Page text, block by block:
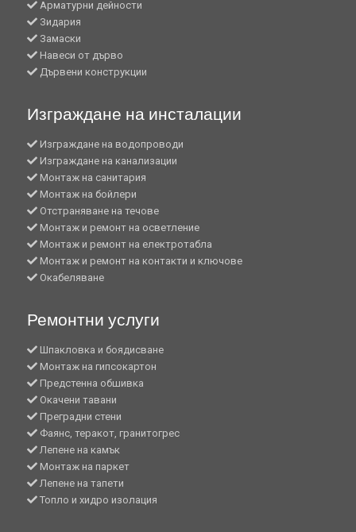
Арматурни дейности
Зидария
Замаски
Навеси от дърво
Дървени конструкции
Изграждане на инсталации
Изграждане на водопроводи
Изграждане на канализации
Монтаж на санитария
Монтаж на бойлери
Отстраняване на течове
Монтаж и ремонт на осветление
Монтаж и ремонт на електротабла
Монтаж и ремонт на контакти и ключове
Окабеляване
Ремонтни услуги
Шпакловка и боядисване
Монтаж на гипсокартон
Предстенна обшивка
Окачени тавани
Преградни стени
Фаянс, теракот, гранитогрес
Лепене на камък
Монтаж на паркет
Лепене на тапети
Топло и хидро изолация